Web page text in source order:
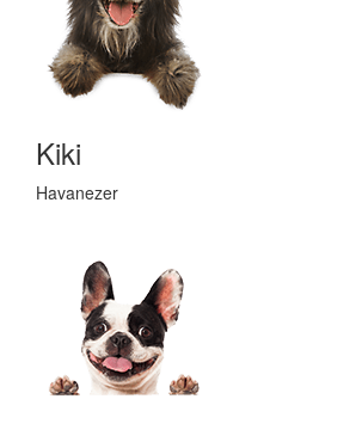
Kiki
Havanezer